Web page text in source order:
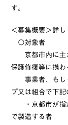
す。
＜募集概要＞詳し
〇対象者
京都市内に主た
保護修復等に携わ
事業者、もしく
プ又は組合で下
・京都市が指定
で製造する者